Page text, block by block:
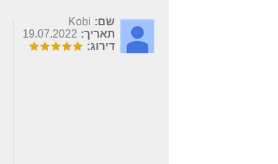
שם: Kobi
תאריך: 19.07.2022
דירוג: